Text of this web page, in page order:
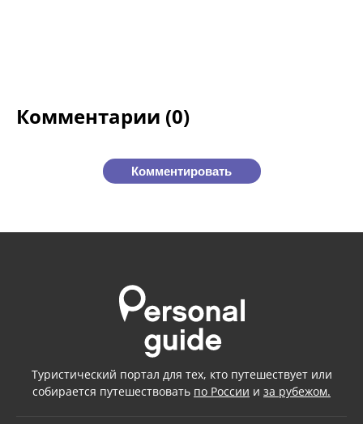
Комментарии (0)
Комментировать
Туристический портал для тех, кто путешествует или
собирается путешествовать по России и за рубежом.